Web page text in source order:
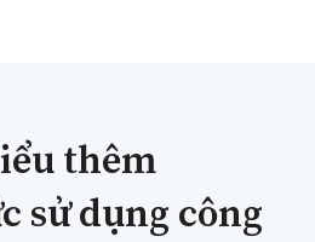
thêm
sử dụng công